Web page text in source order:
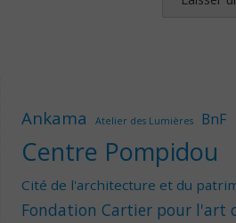
Ankama Atelier des Lumières BnF
Centre Pompidou
Cité de l'architecture et du
Fondation Cartier pour l'art